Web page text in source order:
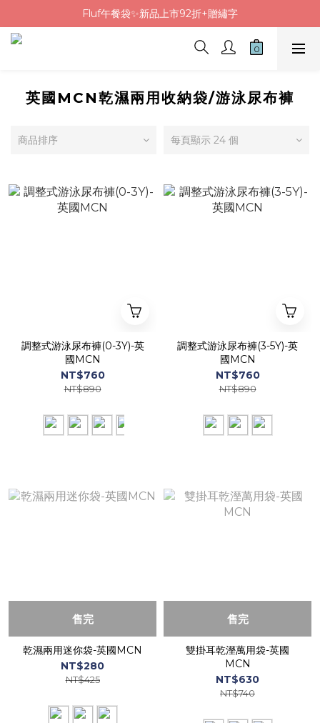
Fluf午餐袋✨新品上市92折+贈繡字
Fluf午餐袋✨新品上市92折+贈繡字
三色碗組上市🍚贈中英文姓名&【水果】雷雕
Fluf午餐袋✨新品上市92折+贈繡字
英國MCN乾濕兩用收納袋/游泳尿布褲
商品排序 每頁顯示 24 個
調整式游泳尿布褲(0-3Y)-英
國MCN
NT$760
NT$890
調整式游泳尿布褲(3-5Y)-英
國MCN
NT$760
NT$890
售完
乾濕兩用迷你袋-英國MCN
NT$280
NT$425
售完
雙掛耳乾溼萬用袋-英國
MCN
NT$630
NT$740